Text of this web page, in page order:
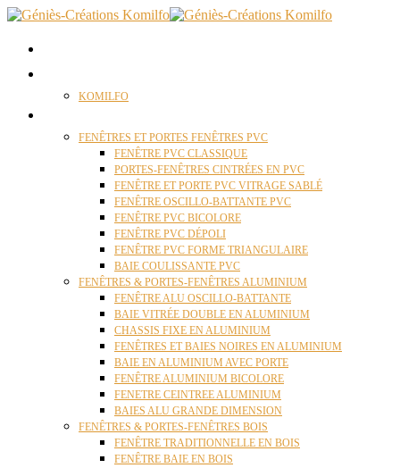
KOMILFO
FENÊTRES ET PORTES FENÊTRES PVC
FENÊTRE PVC CLASSIQUE
PORTES-FENÊTRES CINTRÉES EN PVC
FENÊTRE ET PORTE PVC VITRAGE SABLÉ
FENÊTRE OSCILLO-BATTANTE PVC
FENÊTRE PVC BICOLORE
FENÊTRE PVC DÉPOLI
FENÊTRE PVC FORME TRIANGULAIRE
BAIE COULISSANTE PVC
FENÊTRES & PORTES-FENÊTRES ALUMINIUM
FENÊTRE ALU OSCILLO-BATTANTE
BAIE VITRÉE DOUBLE EN ALUMINIUM
CHASSIS FIXE EN ALUMINIUM
FENÊTRES ET BAIES NOIRES EN ALUMINIUM
BAIE EN ALUMINIUM AVEC PORTE
FENÊTRE ALUMINIUM BICOLORE
FENETRE CEINTREE ALUMINIUM
BAIES ALU GRANDE DIMENSION
FENÊTRES & PORTES-FENÊTRES BOIS
FENÊTRE TRADITIONNELLE EN BOIS
FENÊTRE BAIE EN BOIS